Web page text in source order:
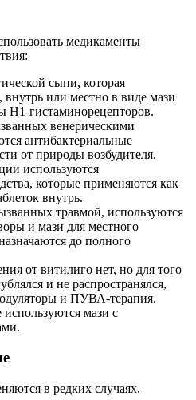
медикаменты
сыпи, которая
внутрь или местно в виде мази
H1-гистаминорецепторов.
венерическими
антибактериальные
от природы возбудителя.
используются
которые применяются как
внутрь.
травмой, используются
и мази для местного
до полного
от витилиго нет, но для того
и не распространялся,
и ПУВА-терапия.
мази с
в редких случаях.